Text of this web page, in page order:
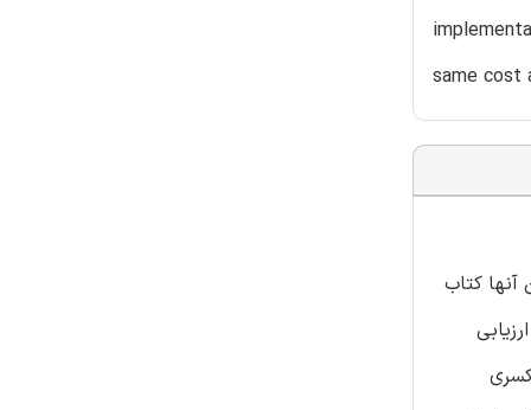
same cost
آنها کتاب
هیچ محیطی ارزیابی